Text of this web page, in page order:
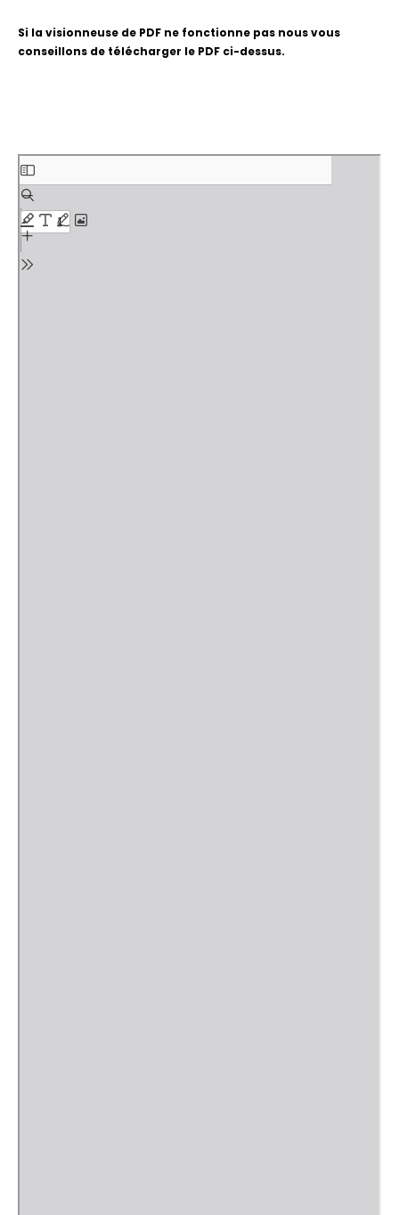
Si la visionneuse de PDF ne fonctionne pas nous vous
conseillons de télécharger le PDF ci-dessus.
Aller
au
contenu
PDF